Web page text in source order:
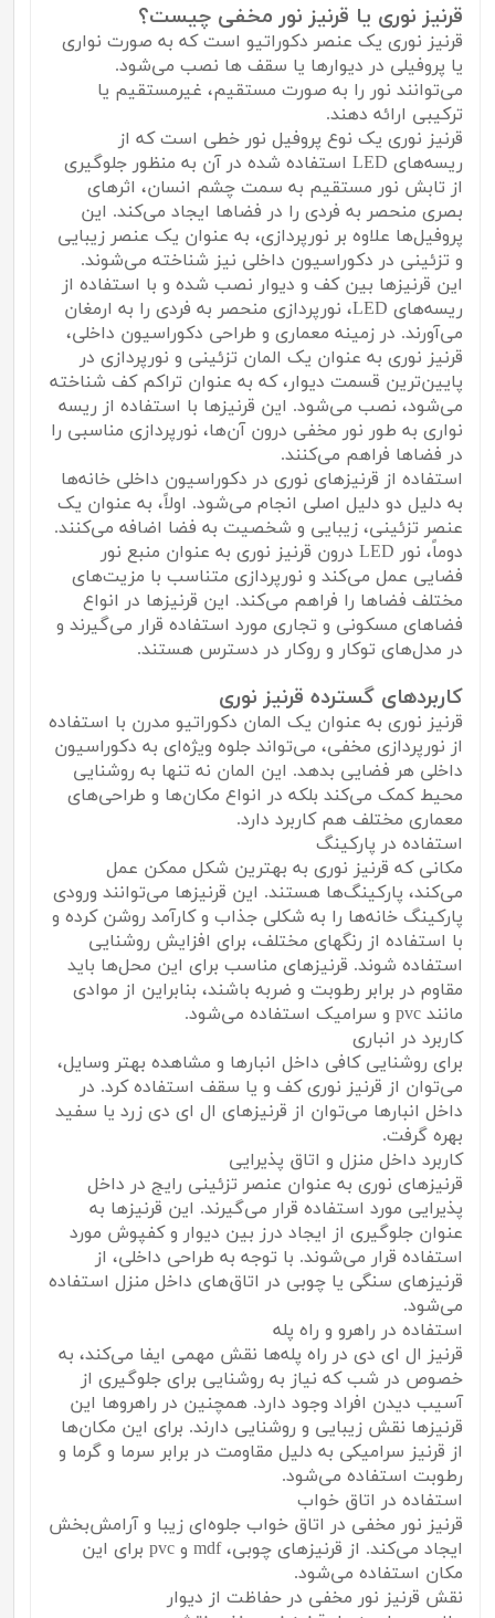
قرنیز نوری یا قرنیز نور مخفی چیست؟
قرنیز نوری یک عنصر دکوراتیو است که به صورت نواری
یا پروفیلی در دیوارها یا سقف ها نصب می‌شود.
می‌توانند نور را به صورت مستقیم، غیرمستقیم یا
ترکیبی ارائه دهند.
قرنیز نوری یک نوع پروفیل نور خطی است که از
ریسه‌های LED استفاده شده در آن به منظور جلوگیری
از تابش نور مستقیم به سمت چشم انسان، اثرهای
بصری منحصر به فردی را در فضاها ایجاد می‌کند. این
پروفیل‌ها علاوه بر نورپردازی، به عنوان یک عنصر زیبایی
و تزئینی در دکوراسیون داخلی نیز شناخته می‌شوند.
این قرنیزها بین کف و دیوار نصب شده و با استفاده از
ریسه‌های LED، نورپردازی منحصر به فردی را به ارمغان
می‌آورند. در زمینه معماری و طراحی دکوراسیون داخلی،
قرنیز نوری به عنوان یک المان تزئینی و نورپردازی در
پایین‌ترین قسمت دیوار، که به عنوان تراکم کف شناخته
می‌شود، نصب می‌شود. این قرنیزها با استفاده از ریسه
نواری به طور نور مخفی درون آن‌ها، نورپردازی مناسبی را
در فضاها فراهم می‌کنند.
استفاده از قرنیزهای نوری در دکوراسیون داخلی خانه‌ها
به دلیل دو دلیل اصلی انجام می‌شود. اولاً، به عنوان یک
عنصر تزئینی، زیبایی و شخصیت به فضا اضافه می‌کنند.
دوماً، نور LED درون قرنیز نوری به عنوان منبع نور
فضایی عمل می‌کند و نورپردازی متناسب با مزیت‌های
مختلف فضاها را فراهم می‌کند. این قرنیزها در انواع
فضاهای مسکونی و تجاری مورد استفاده قرار می‌گیرند و
در مدل‌های توکار و روکار در دسترس هستند.
کاربردهای گسترده قرنیز نوری
قرنیز نوری به عنوان یک المان دکوراتیو مدرن با استفاده
از نورپردازی مخفی، می‌تواند جلوه ویژه‌ای به دکوراسیون
داخلی هر فضایی بدهد. این المان نه تنها به روشنایی
محیط کمک می‌کند بلکه در انواع مکان‌ها و طراحی‌های
معماری مختلف هم کاربرد دارد.
استفاده در پارکینگ
مکانی که قرنیز نوری به بهترین شکل ممکن عمل
می‌کند، پارکینگ‌ها هستند. این قرنیزها می‌توانند ورودی
پارکینگ خانه‌ها را به شکلی جذاب و کارآمد روشن کرده و
با استفاده از رنگهای مختلف، برای افزایش روشنایی
استفاده شوند. قرنیزهای مناسب برای این محل‌ها باید
مقاوم در برابر رطوبت و ضربه باشند، بنابراین از موادی
مانند pvc و سرامیک استفاده می‌شود.
کاربرد در انباری
برای روشنایی کافی داخل انبارها و مشاهده بهتر وسایل،
می‌توان از قرنیز نوری کف و یا سقف استفاده کرد. در
داخل انبارها می‌توان از قرنیزهای ال ای دی زرد یا سفید
بهره گرفت.
کاربرد داخل منزل و اتاق پذیرایی
قرنیزهای نوری به عنوان عنصر تزئینی رایج در داخل
پذیرایی مورد استفاده قرار می‌گیرند. این قرنیزها به
عنوان جلوگیری از ایجاد درز بین دیوار و کفپوش مورد
استفاده قرار می‌شوند. با توجه به طراحی داخلی، از
قرنیزهای سنگی یا چوبی در اتاق‌های داخل منزل استفاده
می‌شود.
استفاده در راهرو و راه پله
قرنیز ال ای دی در راه پله‌ها نقش مهمی ایفا می‌کند، به
خصوص در شب که نیاز به روشنایی برای جلوگیری از
آسیب دیدن افراد وجود دارد. همچنین در راهروها این
قرنیزها نقش زیبایی و روشنایی دارند. برای این مکان‌ها
از قرنیز سرامیکی به دلیل مقاومت در برابر سرما و گرما و
رطوبت استفاده می‌شود.
استفاده در اتاق خواب
قرنیز نور مخفی در اتاق خواب جلوه‌ای زیبا و آرامش‌بخش
ایجاد می‌کند. از قرنیزهای چوبی، mdf و pvc برای این
مکان استفاده می‌شود.
نقش قرنیز نور مخفی در حفاظت از دیوار